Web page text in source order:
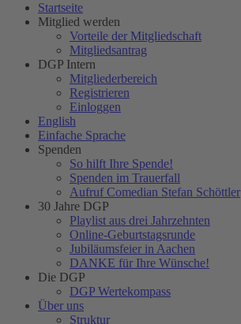
Startseite
Mitglied werden
Vorteile der Mitgliedschaft
Mitgliedsantrag
DGP Intern
Mitgliederbereich
Registrieren
Einloggen
English
Einfache Sprache
Spenden
So hilft Ihre Spende!
Spenden im Trauerfall
Aufruf Comedian Stefan Schöttler
30 Jahre DGP
Playlist aus drei Jahrzehnten
Online-Geburtstagsrunde
Jubiläumsfeier in Aachen
DANKE für Ihre Wünsche!
Die DGP
DGP Wertekompass
Über uns
Struktur